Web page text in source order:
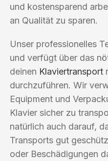
und kostensparend
an Qualität zu sparen.
Unser professionelles
und verfügt über das
deinen Klaviertransport
durchzuführen. Wir
Equipment und
Klavier sicher zu
natürlich auch darauf,
Transports gut
oder Beschädigungen